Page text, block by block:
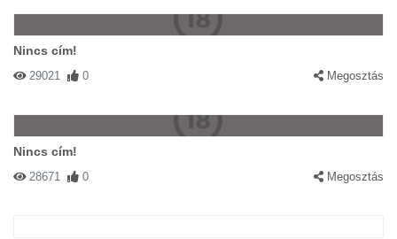
Nincs cím!
29021 0 Megosztás
Nincs cím!
28671 0 Megosztás